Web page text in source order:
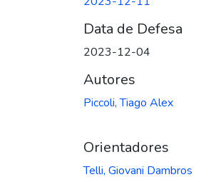
Data de Defesa
2023-12-04
Autores
Piccoli, Tiago Alex
Orientadores
Telli, Giovani Dambros